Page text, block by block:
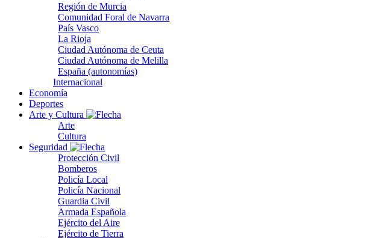
Región de Murcia
Comunidad Foral de Navarra
País Vasco
La Rioja
Ciudad Autónoma de Ceuta
Ciudad Autónoma de Melilla
España (autonomías)
Internacional
Economía
Deportes
Arte y Cultura
Arte
Cultura
Seguridad
Protección Civil
Bomberos
Policía Local
Policía Nacional
Guardia Civil
Armada Española
Ejército del Aire
Ejército de Tierra